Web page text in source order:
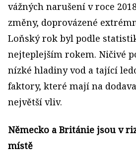
vážných narušení v roce
změny, doprovázené
Loňský rok byl podle
nejteplejším rokem. Ničivé
nízké hladiny vod a tající
faktory, které mají na
největší vliv.
Německo a Británie jsou v
místě